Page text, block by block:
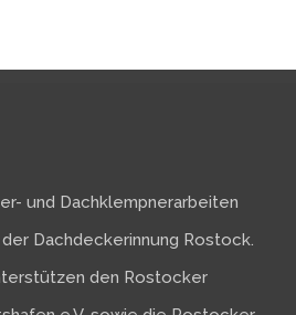
und Dachklempnerarbeiten
Dachdeckerinnung Rostock.
den Rostocker